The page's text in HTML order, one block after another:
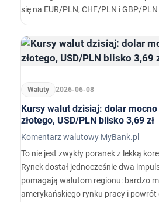
się na EUR/PLN, CHF/PLN i GBP/
Waluty 2026-06-08
Kursy walut dzisiaj: dolar
złotego, USD/PLN blisko 3,69 zł
Komentarz walutowy MyBank.pl
To nie jest zwykły poranek z lekką
Rynek dostał jednocześnie dwa
pomagają walutom regionu: bardzo
amerykańskiego rynku pracy i powrót